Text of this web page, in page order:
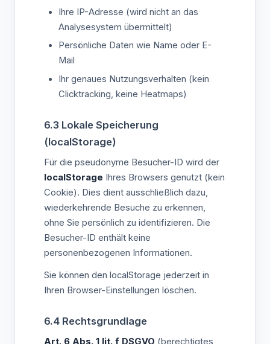
Ihre IP-Adresse (wird nicht an das
Analysesystem übermittelt)
Persönliche Daten wie Name oder E-
Mail
Ihr genaues Nutzungsverhalten (kein
Clicktracking, keine Heatmaps)
6.3 Lokale Speicherung
(localStorage)
Für die pseudonyme Besucher-ID wird der
localStorage Ihres Browsers genutzt (kein
Cookie). Dies dient ausschließlich dazu,
wiederkehrende Besuche zu erkennen,
ohne Sie persönlich zu identifizieren. Die
Besucher-ID enthält keine
personenbezogenen Informationen.
Sie können den localStorage jederzeit in
Ihren Browser-Einstellungen löschen.
6.4 Rechtsgrundlage
Art. 6 Abs. 1 lit. f DSGVO (berechtigtes